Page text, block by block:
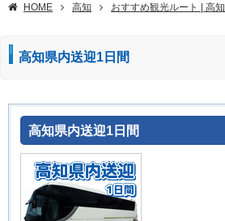
HOME 高知 おすすめ観光ルート | 高知
高知県内送迎1日間
高知県内送迎1日間